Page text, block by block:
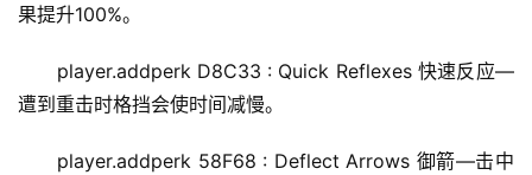
果提升100%。
player.addperk D8C33 : Quick Reflexes 快速反应—
遭到重击时格挡会使时间减慢。
player.addperk 58F68 : Deflect Arrows 御箭—击中